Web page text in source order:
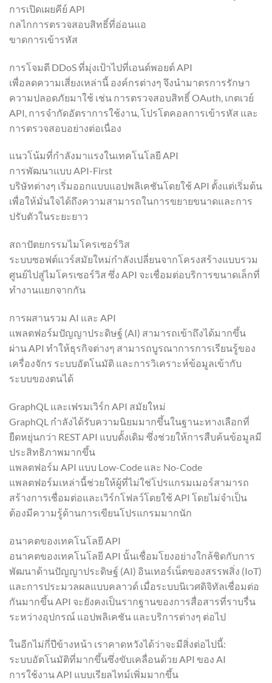
การเปิดเผยคีย์ API
กลไกการตรวจสอบสิทธิ์ที่อ่อนแอ
ขาดการเข้ารหัส
การโจมตี DDoS ที่มุ่งเป้าไปที่เอนด์พอยต์ API
เพื่อลดความเสี่ยงเหล่านี้ องค์กรต่างๆ จึงนำมาตรการรักษา
ความปลอดภัยมาใช้ เช่น การตรวจสอบสิทธิ์ OAuth, เกตเวย์
API, การจำกัดอัตราการใช้งาน, โปรโตคอลการเข้ารหัส และ
การตรวจสอบอย่างต่อเนื่อง
แนวโน้มที่กำลังมาแรงในเทคโนโลยี API
การพัฒนาแบบ API-First
บริษัทต่างๆ เริ่มออกแบบแอปพลิเคชันโดยใช้ API ตั้งแต่เริ่มต้น
เพื่อให้มั่นใจได้ถึงความสามารถในการขยายขนาดและการ
ปรับตัวในระยะยาว
สถาปัตยกรรมไมโครเซอร์วิส
ระบบซอฟต์แวร์สมัยใหม่กำลังเปลี่ยนจากโครงสร้างแบบรวม
ศูนย์ไปสู่ไมโครเซอร์วิส ซึ่ง API จะเชื่อมต่อบริการขนาดเล็กที่
ทำงานแยกจากกัน
การผสานรวม AI และ API
แพลตฟอร์มปัญญาประดิษฐ์ (AI) สามารถเข้าถึงได้มากขึ้น
ผ่าน API ทำให้ธุรกิจต่างๆ สามารถบูรณาการการเรียนรู้ของ
เครื่องจักร ระบบอัตโนมัติ และการวิเคราะห์ข้อมูลเข้ากับ
ระบบของตนได้
GraphQL และเฟรมเวิร์ก API สมัยใหม่
GraphQL กำลังได้รับความนิยมมากขึ้นในฐานะทางเลือกที่
ยืดหยุ่นกว่า REST API แบบดั้งเดิม ซึ่งช่วยให้การสืบค้นข้อมูลมี
ประสิทธิภาพมากขึ้น
แพลตฟอร์ม API แบบ Low-Code และ No-Code
แพลตฟอร์มเหล่านี้ช่วยให้ผู้ที่ไม่ใช่โปรแกรมเมอร์สามารถ
สร้างการเชื่อมต่อและเวิร์กโฟลว์โดยใช้ API โดยไม่จำเป็น
ต้องมีความรู้ด้านการเขียนโปรแกรมมากนัก
อนาคตของเทคโนโลยี API
อนาคตของเทคโนโลยี API นั้นเชื่อมโยงอย่างใกล้ชิดกับการ
พัฒนาด้านปัญญาประดิษฐ์ (AI) อินเทอร์เน็ตของสรรพสิ่ง (IoT)
และการประมวลผลแบบคลาวด์ เมื่อระบบนิเวศดิจิทัลเชื่อมต่อ
กันมากขึ้น API จะยังคงเป็นรากฐานของการสื่อสารที่ราบรื่น
ระหว่างอุปกรณ์ แอปพลิเคชัน และบริการต่างๆ ต่อไป
ในอีกไม่กี่ปีข้างหน้า เราคาดหวังได้ว่าจะมีสิ่งต่อไปนี้:
ระบบอัตโนมัติที่มากขึ้นซึ่งขับเคลื่อนด้วย API ของ AI
การใช้งาน API แบบเรียลไทม์เพิ่มมากขึ้น